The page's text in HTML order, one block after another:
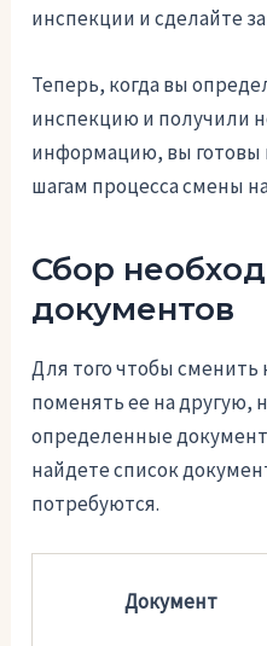
инспекции и сделайте
Теперь, когда вы
инспекцию и получили
информацию, вы готовы
шагам процесса смены
Сбор
документов
Для того чтобы
поменять ее на другую,
определенные
найдете список
потребуются.
Документ